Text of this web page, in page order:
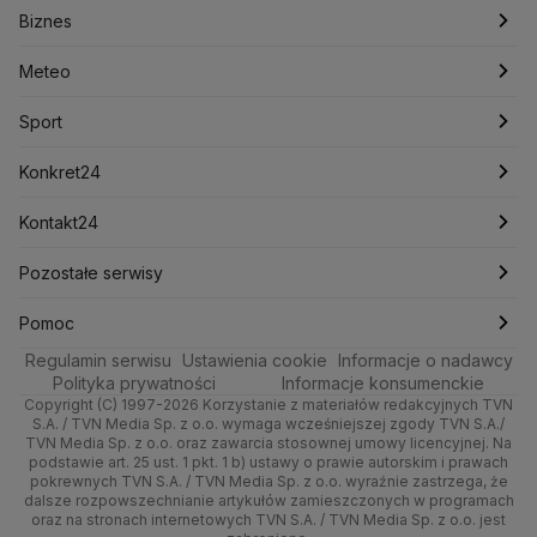
Kryptowaluty
Lotnisko Chopina
Mariusz Błaszczak
Mark Zuckerberg
Ministerstwo Aktywów Państwowych
Ministerstwo Infrastruktury
Ministerstwo Rolnictwa
Ministerstwo Rozwoju i Technologii
Ministerstwo Sportu i Turystyki
Ministerstwo Cyfryzacji
Ministerstwo Edukacji Narodowej
Ministerstwo Finansów
Ministerstwo Klimatu i Środowiska
Biznes
Meteo
Sport
Zdrowie
Technologia
Quizy
Tematy
Podcasty
Artykuły
Newslettery
Fakty po Faktach
Fakty o Świecie
Ludzie Faktów
Warszawa
Łódź
Katowice
Kraków
Poznań
Trójmiasto
Kielce
Kujawsko-pomorskie
Lublin
Lubuskie
Biznes
Najnowsze
Notowania
Pieniądze
Nieruchomości
Rynki
Dla firm
Handel
Ze świata
Tech
Moto
Meteo
Pogoda godzinowa
Pogoda długoterminowa
Pogoda na jutro
Pogoda na weekend
Najnowsze
Polska
Prognoza
Świat
Nauka
Sport
Piłka Nożna
Tenis
Kolarstwo
Skoki Narciarskie
Sporty zimowe
Lekkoatletyka
Siatkówka
F1
Konkret24
Najnowsze
Polska
Świat
Polityka
Zdrowie
Tech
Nauka
Kontakt24
Najnowsze
Gorące Tematy
Wyślij zgłoszenie
Pozostałe serwisy
TVN
Dzień Dobry TVN
Uwaga TVN
HGTV
TVN Turbo
Pomoc
Centrum pomocy
Test zgodności
Oglądaj na TV
Zrealizuj voucher
Regulamin serwisu Ustawienia cookie
Informacje o nadawcy
Polityka prywatności
Informacje konsumenckie
Copyright (C) 1997-2026 Korzystanie z materiałów redakcyjnych TVN
S.A. / TVN Media Sp. z o.o. wymaga wcześniejszej zgody TVN S.A./
TVN Media Sp. z o.o. oraz zawarcia stosownej umowy licencyjnej. Na
podstawie art. 25 ust. 1 pkt. 1 b) ustawy o prawie autorskim i prawach
pokrewnych TVN S.A. / TVN Media Sp. z o.o. wyraźnie zastrzega, że
dalsze rozpowszechnianie artykułów zamieszczonych w programach
oraz na stronach internetowych TVN S.A. / TVN Media Sp. z o.o. jest